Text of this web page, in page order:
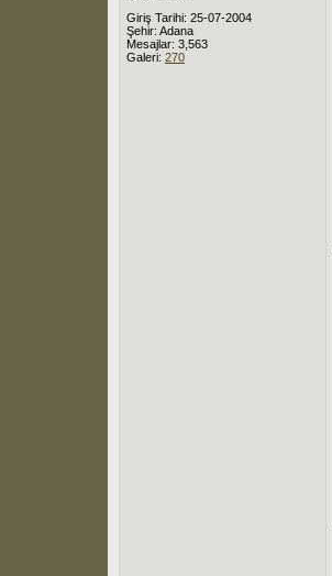
Giriş Tarihi: 25-07-2004
Şehir: Adana
Mesajlar: 3,563
Galeri: 270